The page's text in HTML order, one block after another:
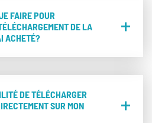
FAIRE POUR
DE LA
ACHETÉ?
DE TÉLÉCHARGER
SUR MON